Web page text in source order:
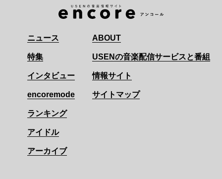
ニュース
特集
インタビュー
encoremode
ランキング
アイドル
アーカイブ
ABOUT
USENの音楽配信サービスと番組
情報サイト
サイトマップ